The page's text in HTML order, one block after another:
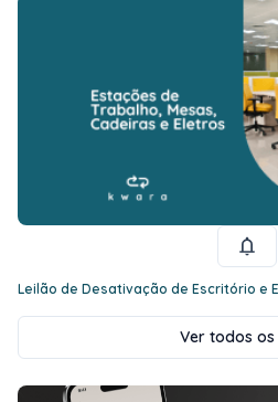
Leilão de Desativação de Escritório e
Ver todos os